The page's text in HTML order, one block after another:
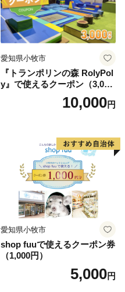
愛知県小牧市
『トランポリンの森 RolyPol
y』で使えるクーポン（3,000
10,000円
愛知県小牧市
shop fuuで使えるクーポン券
（1,000円）
5,000円